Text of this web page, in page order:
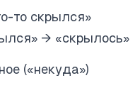
то скрылся»
→ «скрылось»
(«некуда»)